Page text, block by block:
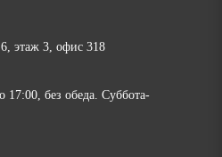
этаж 3, офис 318
без обеда. Суббота-